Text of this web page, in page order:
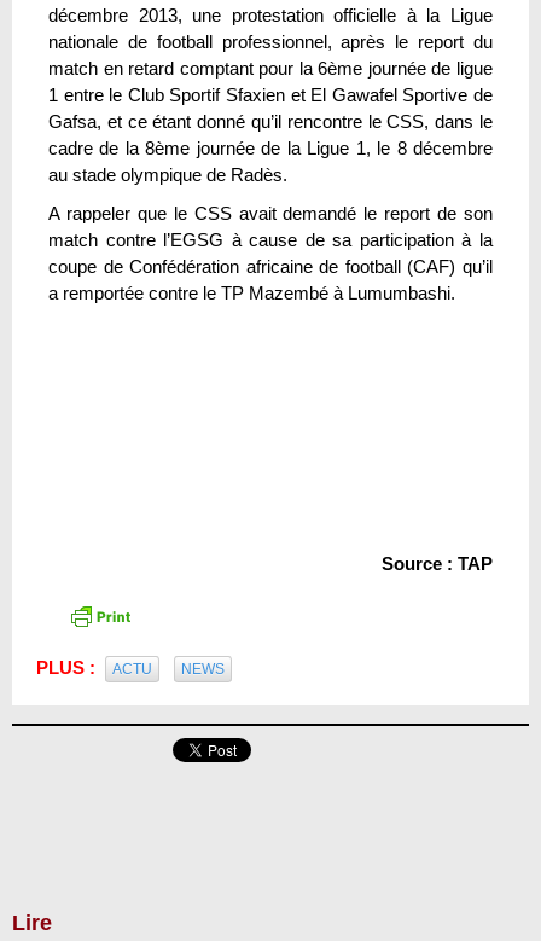
décembre 2013, une protestation officielle à la Ligue
nationale de football professionnel, après le report du
match en retard comptant pour la 6ème journée de ligue
1 entre le Club Sportif Sfaxien et El Gawafel Sportive de
Gafsa, et ce étant donné qu’il rencontre le CSS, dans le
cadre de la 8ème journée de la Ligue 1, le 8 décembre
au stade olympique de Radès.
A rappeler que le CSS avait demandé le report de son
match contre l’EGSG à cause de sa participation à la
coupe de Confédération africaine de football (CAF) qu’il
a remportée contre le TP Mazembé à Lumumbashi.
Source : TAP
PLUS : ACTU NEWS
Lire